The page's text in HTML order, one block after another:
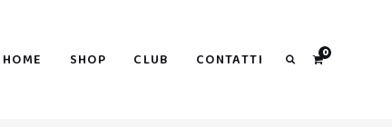
HOME SHOP CLUB CONTATTI 0